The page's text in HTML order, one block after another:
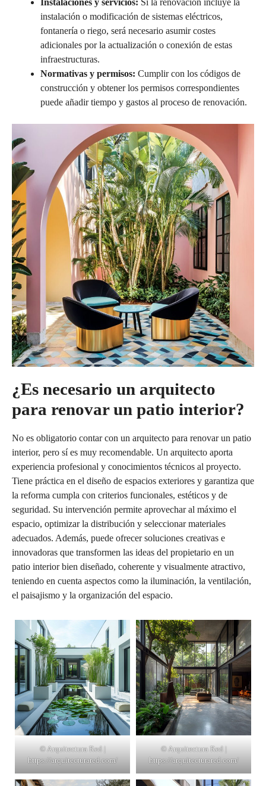
Instalaciones y servicios: Si la renovación incluye la
instalación o modificación de sistemas eléctricos,
fontanería o riego, será necesario asumir costes
adicionales por la actualización o conexión de estas
infraestructuras.
Normativas y permisos: Cumplir con los códigos de
construcción y obtener los permisos correspondientes
puede añadir tiempo y gastos al proceso de renovación.
¿Es necesario un arquitecto
para renovar un patio interior?
No es obligatorio contar con un arquitecto para renovar un patio
interior, pero sí es muy recomendable. Un arquitecto aporta
experiencia profesional y conocimientos técnicos al proyecto.
Tiene práctica en el diseño de espacios exteriores y garantiza que
la reforma cumpla con criterios funcionales, estéticos y de
seguridad. Su intervención permite aprovechar al máximo el
espacio, optimizar la distribución y seleccionar materiales
adecuados. Además, puede ofrecer soluciones creativas e
innovadoras que transformen las ideas del propietario en un
patio interior bien diseñado, coherente y visualmente atractivo,
teniendo en cuenta aspectos como la iluminación, la ventilación,
el paisajismo y la organización del espacio.
© Arquitectura Red |
https://arquitecturared.com/
© Arquitectura Red |
https://arquitecturared.com/